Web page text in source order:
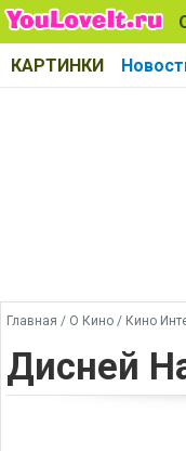
КАРТИНКИ
Главная / О Кино / Кино
Дисней